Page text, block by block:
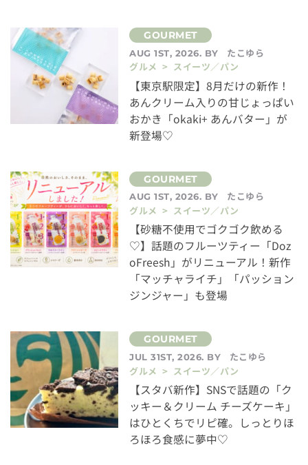
AUG 1ST, 2026. BY
たこゆら
グルメ > スイーツ／パン
【東京駅限定】8月だけの新作！
あんクリーム入りの甘じょっぱい
おかき「okaki+ あんバター」が
新登場♡
AUG 1ST, 2026. BY
たこゆら
グルメ > スイーツ／パン
【砂糖不使用でゴクゴク飲める
♡】話題のフルーツティー「Doz
oFreesh」がリニューアル！新作
「マッチャライチ」「パッション
ジンジャー」も登場
JUL 31ST, 2026. BY
たこゆら
グルメ > スイーツ／パン
【スタバ新作】SNSで話題の「ク
ッキー＆クリーム チーズケーキ」
はひとくちでリピ確。しっとりほ
ろほろ食感に夢中♡